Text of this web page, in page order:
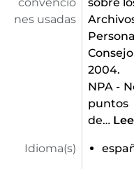
nes usadas
2004.
NPA -
de…
Idioma(s)